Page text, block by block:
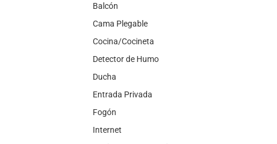
Balcón
Cama Plegable
Cocina/Cocineta
Detector de Humo
Ducha
Entrada Privada
Fogón
Internet